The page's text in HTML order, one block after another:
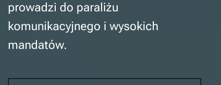
prowadzi do paraliżu
komunikacyjnego i wysokich
mandatów.